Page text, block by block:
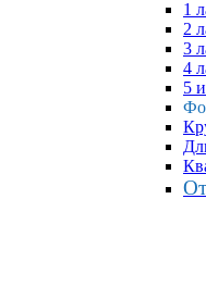
1
2
3
4
5